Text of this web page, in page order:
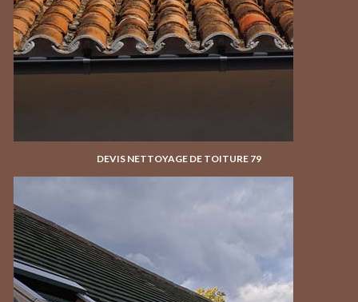
DEVIS NETTOYAGE DE TOITURE 79